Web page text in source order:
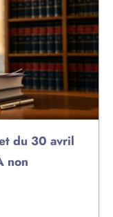
du 30 avril
non